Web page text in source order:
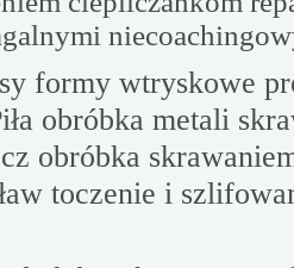
formy wtryskowe
obróbka metali
obróbka
toczenie i